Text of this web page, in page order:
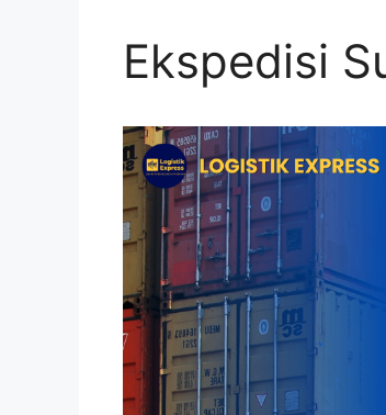
Ekspedisi